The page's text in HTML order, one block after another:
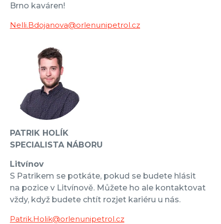
Brno kaváren!
Nelli.Bdojanova@orlenunipetrol.cz
PATRIK HOLÍK
SPECIALISTA NÁBORU
Litvínov
S Patrikem se potkáte, pokud se budete hlásit
na pozice v Litvínově. Můžete ho ale kontaktovat
vždy, když budete chtít rozjet kariéru u nás.
Patrik.Holik@orlenunipetrol.cz